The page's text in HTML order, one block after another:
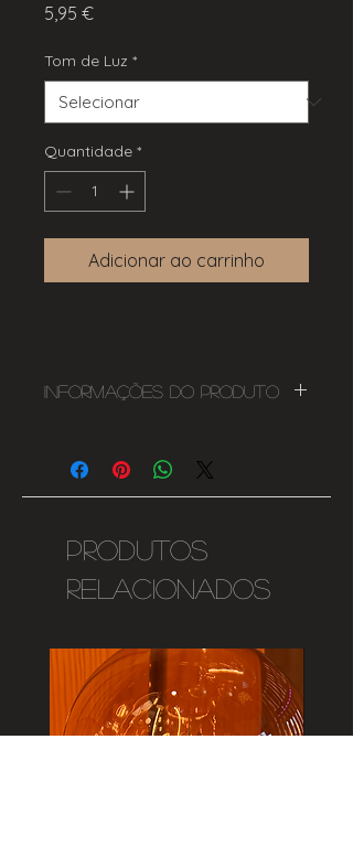
5,95 €Preço
Tom de Luz *
Quantidade *
Adicionar ao carrinho
Informações do Produto
100mm x 49mm
Furo: 85mm
Ângulo de Luz: 60º
Produtos
relacionados